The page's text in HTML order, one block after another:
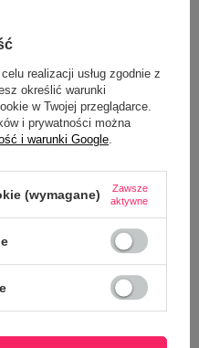
pytania?
ZADAJ PYTANIE
realizacji usług zgodnie z
określić warunki
w Twojej przeglądarce.
i prywatności można
i warunki Google
(wymagane)
Zawsze
aktywne